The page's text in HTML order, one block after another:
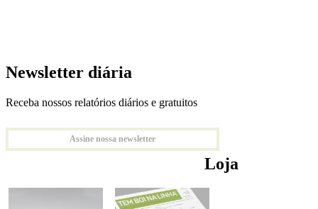
Newsletter diária
Receba nossos relatórios diários e gratuitos
Assine nossa newsletter
Loja